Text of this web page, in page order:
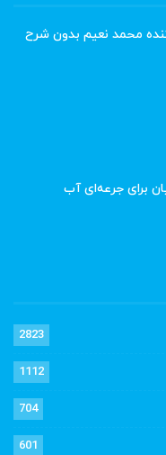
محمد نعیم بدون شرح
برای جرعه‌ای آب
2823
1112
704
601